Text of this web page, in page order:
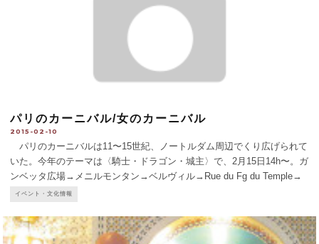
パリのカーニバル/女のカーニバル
2015-02-10
パリのカーニバルは11〜15世紀、ノートルダム周辺でくり広げられて
いた。今年のテーマは〈騎士・ドラゴン・城主〉で、2月15日14h〜。ガ
ンベッタ広場→メニルモンタン→ベルヴィル→Rue du Fg du Temple→
レピュブリック広場。フェットは18h-20h。 女のカーニバル（以前は
イベント・文化情報